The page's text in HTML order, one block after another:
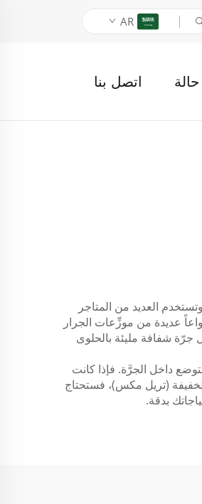
AR
حالة اتصل بنا
العديد من المتاجر
عديدة من موزِّعات الجرار
جرّة شفافة مليئة بالحلوى
داخل الجرَّة. فإذا كانت
(تريل مكس)، فستحتاج
بدقة.